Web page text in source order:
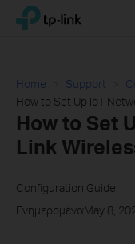
Click
navigation
TP-Link, Reliably Smart
Home Support
How to Set Up IoT
How to Set
Link
Configuration Guide
ΕνημερομέναMay 8,